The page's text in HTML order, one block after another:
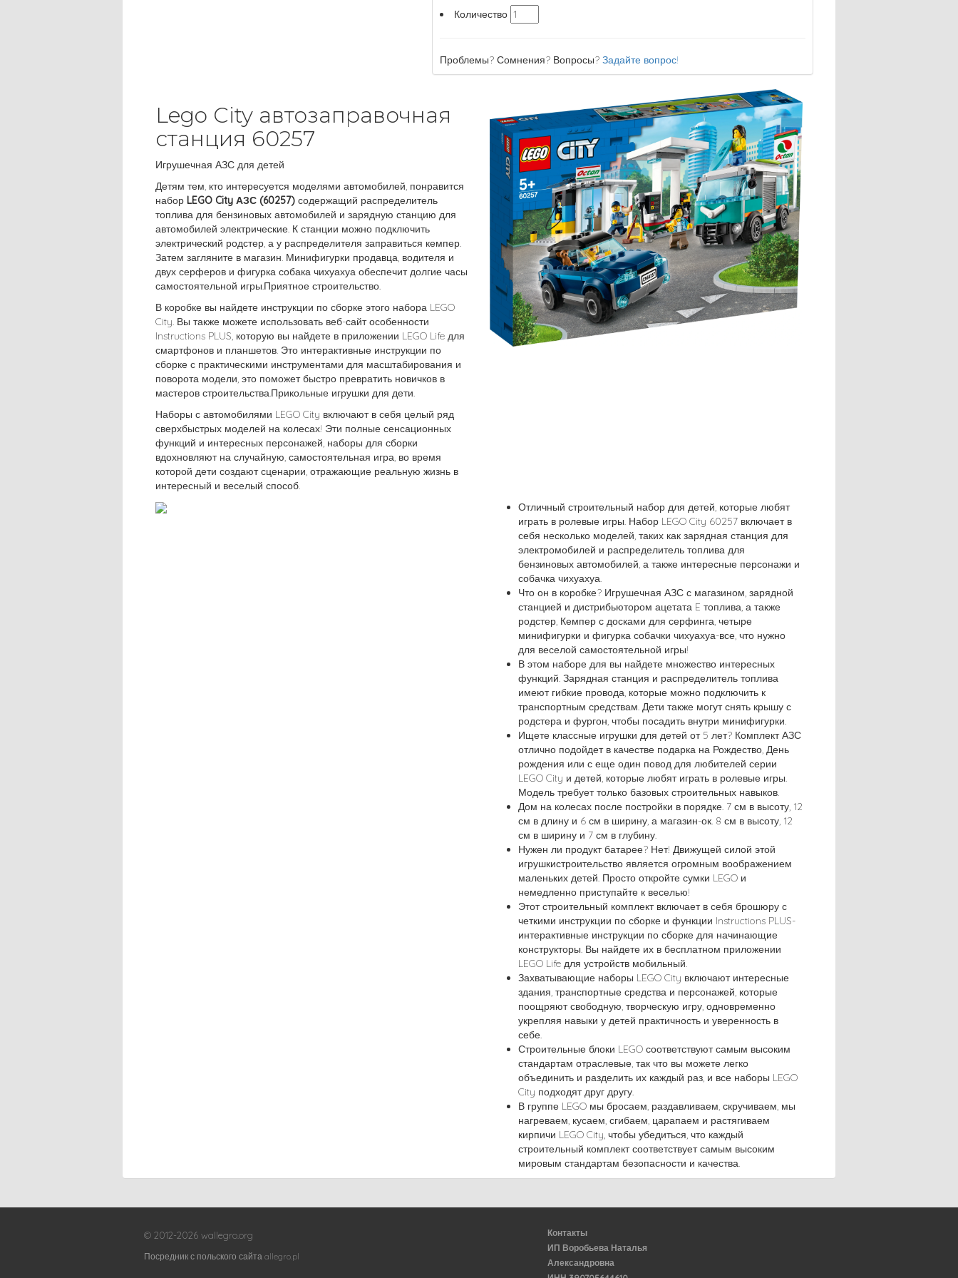
Количество
Проблемы? Сомнения? Вопросы?Задайте вопрос!
Lego City автозаправочная
станция 60257
Игрушечная АЗС для детей
Детям тем, кто интересуется моделями автомобилей, понравится
набор LEGO City АЗС (60257) содержащий распределитель
топлива для бензиновых автомобилей и зарядную станцию для
автомобилей электрические. К станции можно подключить
электрический родстер, а у распределителя заправиться кемпер.
Затем загляните в магазин. Минифигурки продавца, водителя и
двух серферов и фигурка собака чихуахуа обеспечит долгие часы
самостоятельной игры.Приятное строительство.
В коробке вы найдете инструкции по сборке этого набора LEGO
City. Вы также можете использовать веб-сайт особенности
Instructions PLUS, которую вы найдете в приложении LEGO Life для
смартфонов и планшетов. Это интерактивные инструкции по
сборке с практическими инструментами для масштабирования и
поворота модели, это поможет быстро превратить новичков в
мастеров строительства.Прикольные игрушки для дети.
Наборы с автомобилями LEGO City включают в себя целый ряд
сверхбыстрых моделей на колесах! Эти полные сенсационных
функций и интересных персонажей, наборы для сборки
вдохновляют на случайную, самостоятельная игра, во время
которой дети создают сценарии, отражающие реальную жизнь в
интересный и веселый способ.
Отличный строительный набор для детей, которые любят
играть в ролевые игры. Набор LEGO City 60257 включает в
себя несколько моделей, таких как зарядная станция для
электромобилей и распределитель топлива для
бензиновых автомобилей, а также интересные персонажи и
собачка чихуахуа.
Что он в коробке? Игрушечная АЗС с магазином, зарядной
станцией и дистрибьютором ацетата E топлива, а также
родстер, Кемпер с досками для серфинга, четыре
минифигурки и фигурка собачки чихуахуа-все, что нужно
для веселой самостоятельной игры!
В этом наборе для вы найдете множество интересных
функций. Зарядная станция и распределитель топлива
имеют гибкие провода, которые можно подключить к
транспортным средствам. Дети также могут снять крышу с
родстера и фургон, чтобы посадить внутри минифигурки.
Ищете классные игрушки для детей от 5 лет? Комплект АЗС
отлично подойдет в качестве подарка на Рождество, День
рождения или с еще один повод для любителей серии
LEGO City и детей, которые любят играть в ролевые игры.
Модель требует только базовых строительных навыков.
Дом на колесах после постройки в порядке. 7 см в высоту, 12
см в длину и 6 см в ширину, а магазин-ок. 8 см в высоту, 12
см в ширину и 7 см в глубину.
Нужен ли продукт батарее? Нет! Движущей силой этой
игрушкистроительство является огромным воображением
маленьких детей. Просто откройте сумки LEGO и
немедленно приступайте к веселью!
Этот строительный комплект включает в себя брошюру с
четкими инструкции по сборке и функции Instructions PLUS-
интерактивные инструкции по сборке для начинающие
конструкторы. Вы найдете их в бесплатном приложении
LEGO Life для устройств мобильный.
Захватывающие наборы LEGO City включают интересные
здания, транспортные средства и персонажей, которые
поощряют свободную, творческую игру, одновременно
укрепляя навыки у детей практичность и уверенность в
себе.
Строительные блоки LEGO соответствуют самым высоким
стандартам отраслевые, так что вы можете легко
объединить и разделить их каждый раз, и все наборы LEGO
City подходят друг другу.
В группе LEGO мы бросаем, раздавливаем, скручиваем, мы
нагреваем, кусаем, сгибаем, царапаем и растягиваем
кирпичи LEGO City, чтобы убедиться, что каждый
строительный комплект соответствует самым высоким
мировым стандартам безопасности и качества.
© 2012-2026 wallegro.org
Посредник с польского сайта allegro.pl
Контакты
ИП Воробьева Наталья
Александровна